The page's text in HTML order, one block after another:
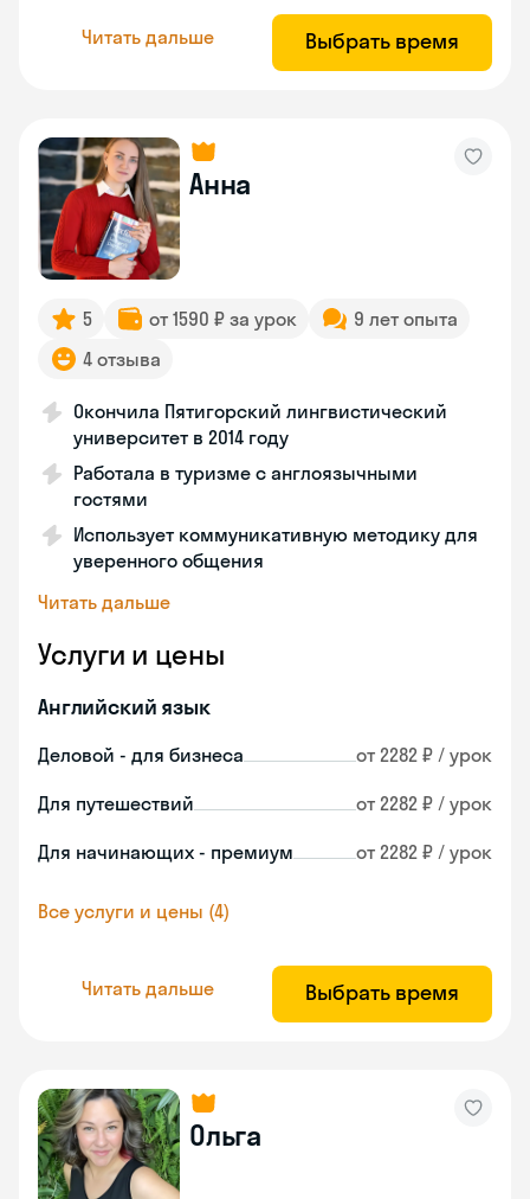
Читать дальше Выбрать время
Анна
5 от 1590 ₽ за урок
9 лет опыта
4 отзыва
Окончила Пятигорский лингвистический
университет в 2014 году
Работала в туризме с англоязычными
гостями
Использует коммуникативную методику для
уверенного общения
Читать дальше
Услуги и цены
Английский язык
Деловой - для бизнеса от 2282 ₽ / урок
Для путешествий от 2282 ₽ / урок
Для начинающих - премиум от 2282 ₽ / урок
Все услуги и цены (4)
Читать дальше Выбрать время
Ольга